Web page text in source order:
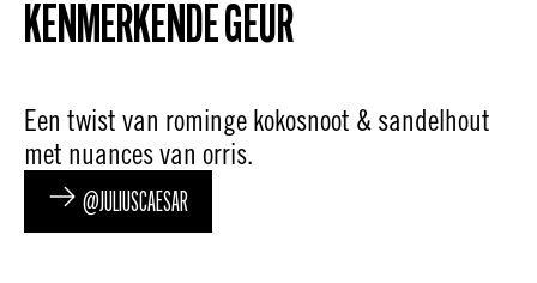
KENMERKENDE GEUR
Een twist van rominge kokosnoot & sandelhout
met nuances van orris.
@JULIUSCAESAR